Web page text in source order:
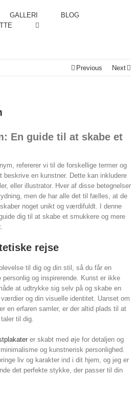
GALLERI
BLOG
Previous Next
En guide til at skabe et
refererer vi til de forskellige termer og
beskrive en kunstner. Dette kan inkludere
eller illustrator. Hver af disse betegnelser
men de har alle det til fælles, at de
noget unikt og værdifuldt. I denne
dig til at skabe et smukkere og mere
rejse
til dig og din stil, så du får en
og inspirerende. Kunst er ikke
at udtrykke sig selv på og skabe en
og din visuelle identitet. Uanset om
en erfaren samler, er der altid plads til at
til dig.
er skabt med øje for detaljen og
og kunstnerisk personlighed.
liv og karakter ind i dit hjem, og jeg er
det perfekte stykke, der passer til din